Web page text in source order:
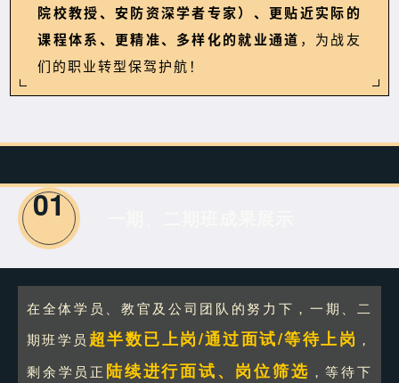
院校教授、安防资深学者专家）、更贴近实际的
课程体系、更精准、多样化的就业通道 ，为战友
们的职业转型保驾护航！
01
在全体学员、教官及公司团队的努力下，一期、二
期班学员 超半数已上岗/通过面试/等待上岗 ，
剩余学员正 陆续进行面试、岗位筛选 ，等待下